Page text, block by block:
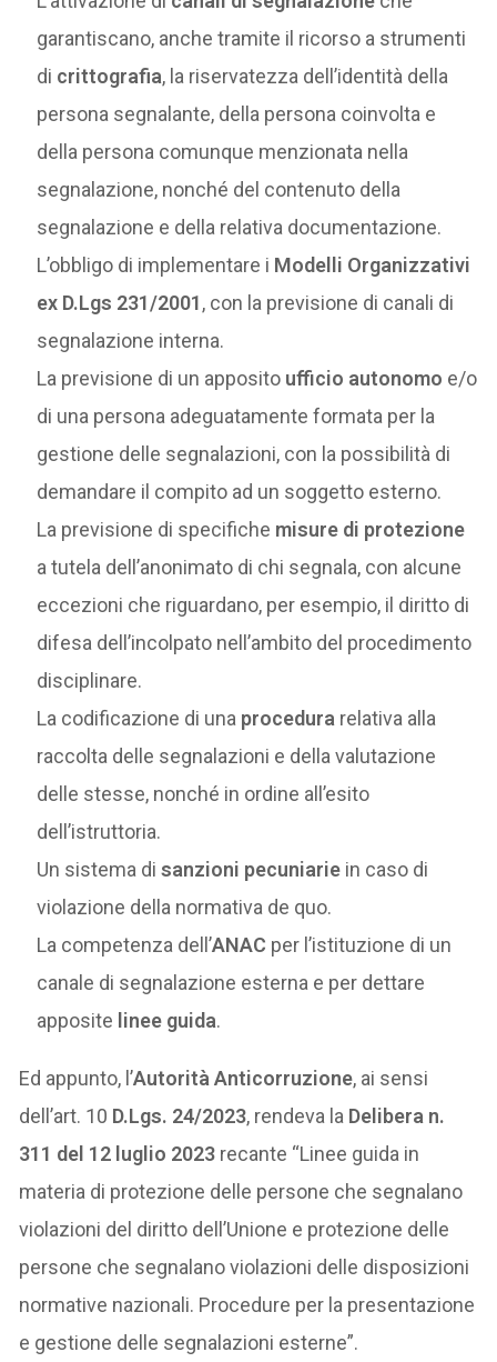
garantiscano, anche tramite il ricorso a strumenti
di crittografia, la riservatezza dell’identità della
persona segnalante, della persona coinvolta e
della persona comunque menzionata nella
segnalazione, nonché del contenuto della
segnalazione e della relativa documentazione.
L’obbligo di implementare i Modelli Organizzativi
ex D.Lgs 231/2001, con la previsione di canali di
segnalazione interna.
La previsione di un apposito ufficio autonomo e/o
di una persona adeguatamente formata per la
gestione delle segnalazioni, con la possibilità di
demandare il compito ad un soggetto esterno.
La previsione di specifiche misure di protezione
a tutela dell’anonimato di chi segnala, con alcune
eccezioni che riguardano, per esempio, il diritto di
difesa dell’incolpato nell’ambito del procedimento
disciplinare.
La codificazione di una procedura relativa alla
raccolta delle segnalazioni e della valutazione
delle stesse, nonché in ordine all’esito
dell’istruttoria.
Un sistema disanzioni pecuniarie in caso di
violazione della normativa de quo.
La competenza dell’ANAC per l’istituzione di un
canale di segnalazione esterna e per dettare
apposite linee guida.
Ed appunto, l’Autorità Anticorruzione, ai sensi
dell’art. 10 D.Lgs. 24/2023, rendeva la Delibera n.
311 del 12 luglio 2023 recante “Linee guida in
materia di protezione delle persone che segnalano
violazioni del diritto dell’Unione e protezione delle
persone che segnalano violazioni delle disposizioni
normative nazionali. Procedure per la presentazione
e gestione delle segnalazioni esterne”.